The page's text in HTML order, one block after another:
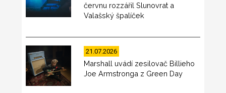
červnu rozzářil Slunovrat a
Valašský špalíček
21.07.2026
Marshall uvádí zesilovač Billieho
Joe Armstronga z Green Day